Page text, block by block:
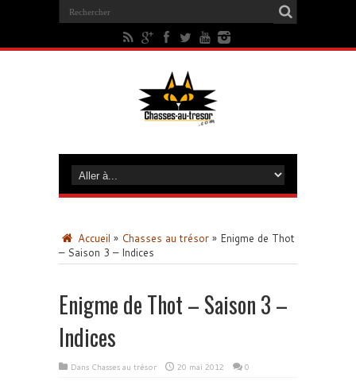
Accueil » Chasses au trésor » Enigme de Thot
– Saison 3 – Indices
Enigme de Thot – Saison 3 –
Indices
Dans Chasses au trésor 20 mai 2012 0